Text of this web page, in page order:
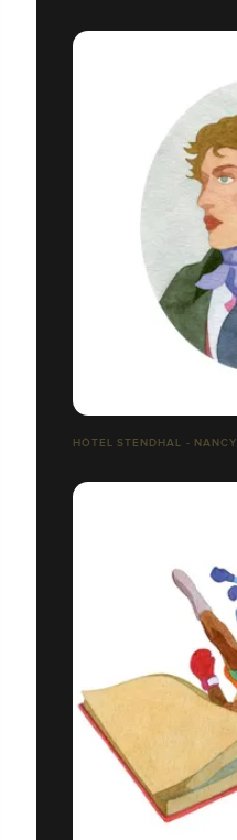
HÔTEL STENDHAL - NANCY